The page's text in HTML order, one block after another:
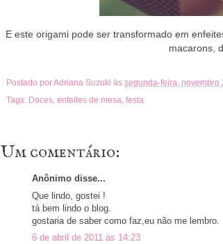
E este origami pode ser transformado em
macarons,
Postado porAdriana Suzuki às segunda-feira, novembro
Tags: Doces enfeites de mesa festa
Um comentário:
Anônimo disse...
Que lindo, gostei !
tá bem lindo o blog.
gostaria de saber como faz,eu não me lembro.
6 de abril de 2011 às 14:23